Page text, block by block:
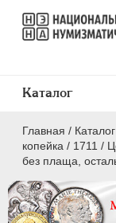
Главная /
копейка / 1711 /
без плаща,
Каталог